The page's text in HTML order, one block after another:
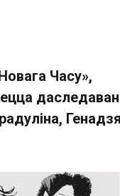
Часу»,
Генадзя